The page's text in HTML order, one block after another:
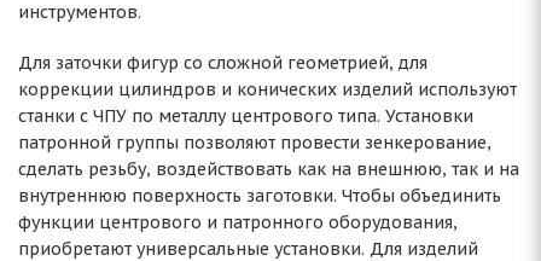
инструментов.
Для заточки фигур со сложной геометрией, для
коррекции цилиндров и конических изделий используют
станки с ЧПУ по металлу центрового типа. Установки
патронной группы позволяют провести зенкерование,
сделать резьбу, воздействовать как на внешнюю, так и на
внутреннюю поверхность заготовки. Чтобы объединить
функции центрового и патронного оборудования,
приобретают универсальные установки. Для изделий